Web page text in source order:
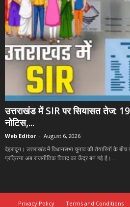
उत्तराखंड में SIR पर सियासत तेज:
नोटिस,...
Web Editor - August 6, 2026
देहरादून। उत्तराखंड में विधानसभा चुनाव की तैयारियों के
प्रक्रिया अब राजनीतिक विवाद का केंद्र बन गई है।...
Privacy Policy Terms and Conditions